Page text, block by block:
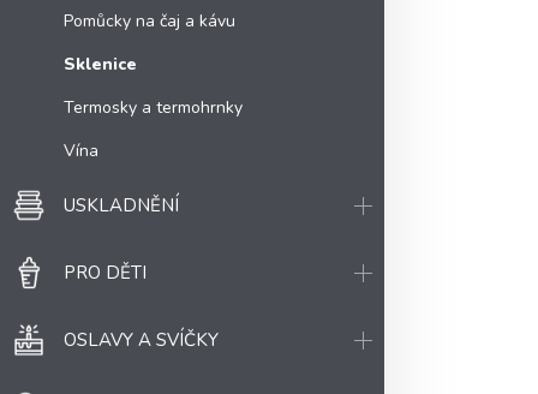
Pomůcky na čaj a kávu
Sklenice
Termosky a termohrnky
Vína
USKLADNĚNÍ
PRO DĚTI
OSLAVY A SVÍČKY